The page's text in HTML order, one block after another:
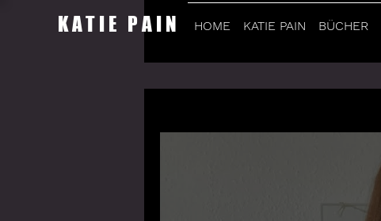
KATIE PAIN HOME KATIE PAIN BÜCHER